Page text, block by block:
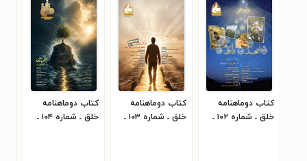
کتاب دوماهنامه
خلق ـ شماره ۱۰۲ ـ
کتاب دوماهنامه
خلق ـ شماره ۱۰۳ ـ
کتاب دوماهنامه
خلق ـ شماره ۱۰۴ ـ